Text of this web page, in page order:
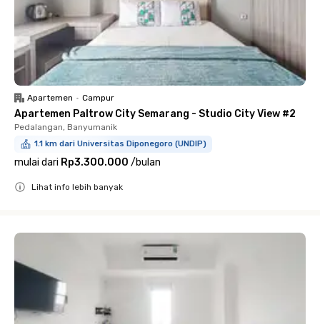
Apartemen • Campur
Apartemen Paltrow City Semarang - Studio City View #2
Pedalangan, Banyumanik
1.1 km dari Universitas Diponegoro (UNDIP)
mulai dari Rp3.300.000 /bulan
Lihat info lebih banyak